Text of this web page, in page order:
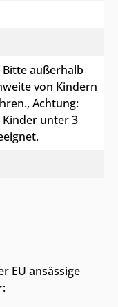
außerhalb
von Kindern
, Achtung:
unter 3
EU ansässige